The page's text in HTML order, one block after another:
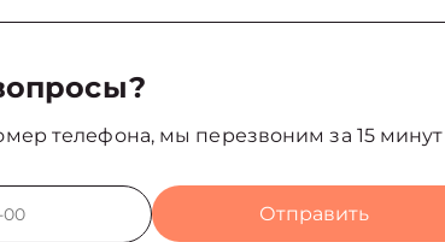
телефона, мы перезвоним за 15 минут
Отправить